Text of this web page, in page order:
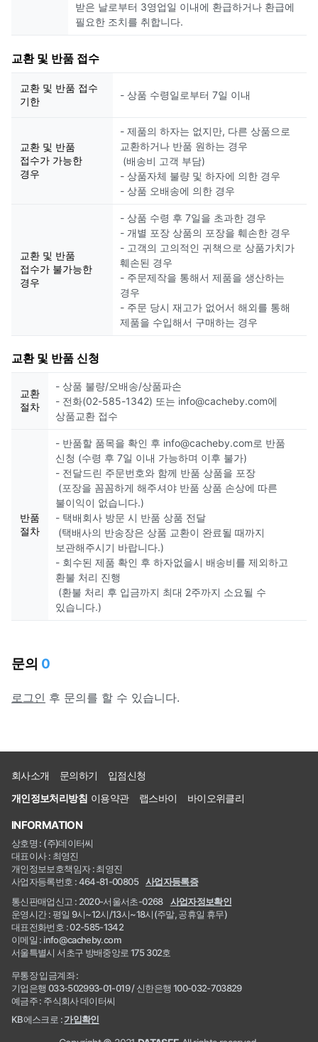
받은 날로부터 3영업일 이내에 환급하거나 환급에
필요한 조치를 취합니다.
교환 및 반품 접수
교환 및 반품 접수
기한
- 상품 수령일로부터 7일 이내
교환 및 반품
접수가 가능한
경우
- 제품의 하자는 없지만, 다른 상품으로
교환하거나 반품 원하는 경우
(배송비 고객 부담)
- 상품자체 불량 및 하자에 의한 경우
- 상품 오배송에 의한 경우
교환 및 반품
접수가 불가능한
경우
- 상품 수령 후 7일을 초과한 경우
- 개별 포장 상품의 포장을 훼손한 경우
- 고객의 고의적인 귀책으로 상품가치가
훼손된 경우
- 주문제작을 통해서 제품을 생산하는
경우
- 주문 당시 재고가 없어서 해외를 통해
제품을 수입해서 구매하는 경우
교환 및 반품 신청
교환
절차
- 상품 불량/오배송/상품파손
- 전화(02-585-1342) 또는 info@cacheby.com에
상품교환 접수
반품
절차
- 반품할 품목을 확인 후 info@cacheby.com로 반품
신청 (수령 후 7일 이내 가능하며 이후 불가)
- 전달드린 주문번호와 함께 반품 상품을 포장
(포장을 꼼꼼하게 해주셔야 반품 상품 손상에 따른
불이익이 없습니다.)
- 택배회사 방문 시 반품 상품 전달
(택배사의 반송장은 상품 교환이 완료될 때까지
보관해주시기 바랍니다.)
- 회수된 제품 확인 후 하자없을시 배송비를 제외하고
환불 처리 진행
(환불 처리 후 입금까지 최대 2주까지 소요될 수
있습니다.)
문의 0
로그인 후 문의를 할 수 있습니다.
회사소개 문의하기
입점신청
개인정보처리방침 이용약관 랩스바이 바이오위클리
INFORMATION
상호명 : (주)데이터씨
대표이사 : 최영진
개인정보보호책임자 : 최영진
사업자등록번호 : 464-81-00805
사업자등록증
통신판매업신고 : 2020-서울서초-0268
사업자정보확인
운영시간 : 평일 9시~12시/13시~18시(주말, 공휴일 휴무)
대표전화번호 : 02-585-1342
이메일 : info@cacheby.com
서울특별시 서초구 방배중앙로 175 302호
무통장 입금계좌 :
기업은행 033-502993-01-019 / 신한은행 100-032-703829
예금주 : 주식회사 데이터씨
KB에스크로 :가입확인